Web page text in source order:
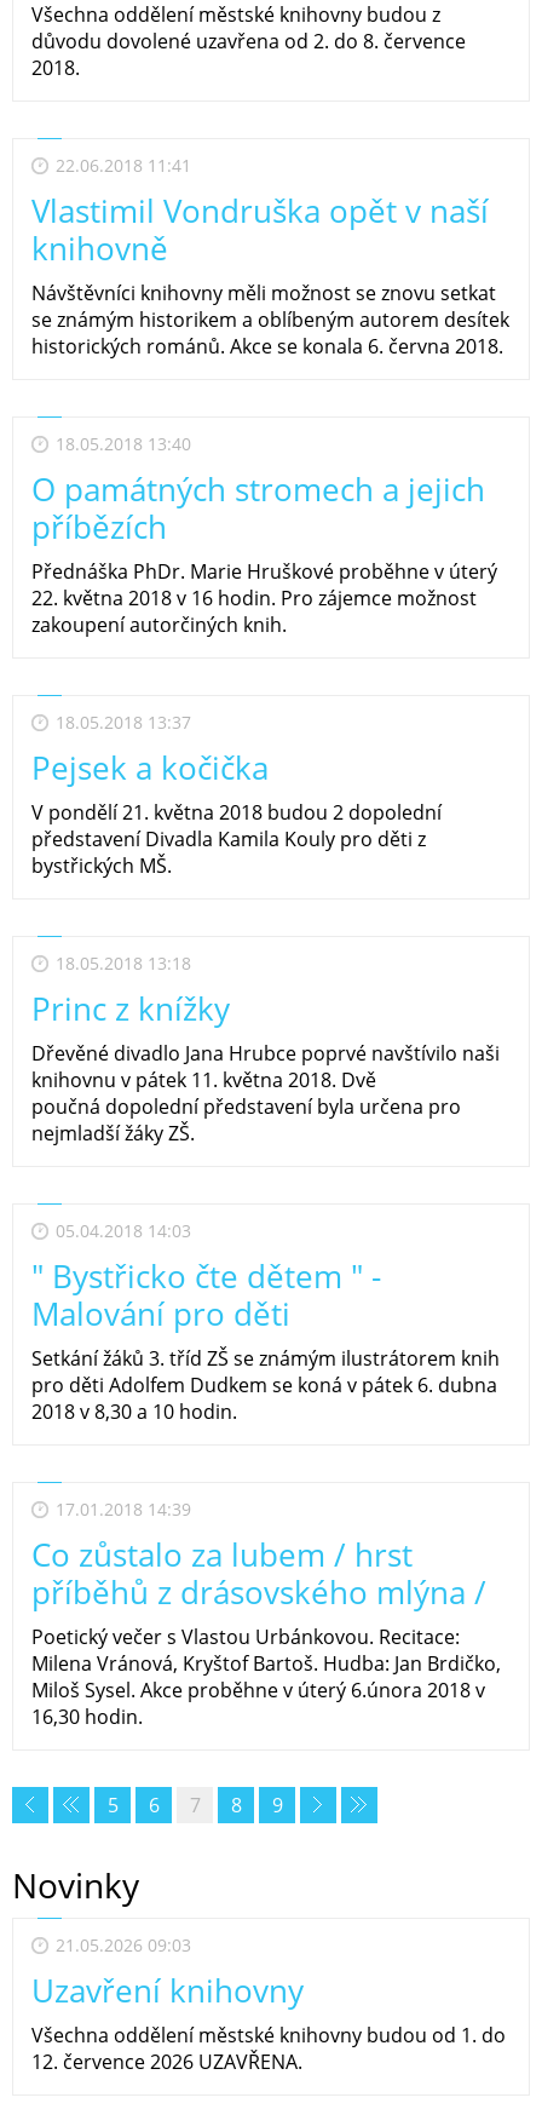
Všechna oddělení městské knihovny budou z
důvodu dovolené uzavřena od 2. do 8. července
2018.
22.06.2018 11:41
Vlastimil Vondruška opět v naší
knihovně
Návštěvníci knihovny měli možnost se znovu setkat
se známým historikem a oblíbeným autorem desítek
historických románů. Akce se konala 6. června 2018.
18.05.2018 13:40
O památných stromech a jejich
příbězích
Přednáška PhDr. Marie Hruškové proběhne v úterý
22. května 2018 v 16 hodin. Pro zájemce možnost
zakoupení autorčiných knih.
18.05.2018 13:37
Pejsek a kočička
V pondělí 21. května 2018 budou 2 dopolední
představení Divadla Kamila Kouly pro děti z
bystřických MŠ.
18.05.2018 13:18
Princ z knížky
Dřevěné divadlo Jana Hrubce poprvé navštívilo naši
knihovnu v pátek 11. května 2018. Dvě
poučná dopolední představení byla určena pro
nejmladší žáky ZŠ.
05.04.2018 14:03
" Bystřicko čte dětem " -
Malování pro děti
Setkání žáků 3. tříd ZŠ se známým ilustrátorem knih
pro děti Adolfem Dudkem se koná v pátek 6. dubna
2018 v 8,30 a 10 hodin.
17.01.2018 14:39
Co zůstalo za lubem / hrst
příběhů z drásovského mlýna /
Poetický večer s Vlastou Urbánkovou. Recitace:
Milena Vránová, Kryštof Bartoš. Hudba: Jan Brdičko,
Miloš Sysel. Akce proběhne v úterý 6.února 2018 v
16,30 hodin.
5 6 7 8 9
Novinky
21.05.2026 09:03
Uzavření knihovny
Všechna oddělení městské knihovny budou od 1. do
12. července 2026 UZAVŘENA.